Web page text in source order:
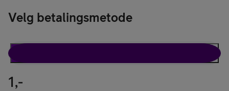
Velg betalingsmetode
1,-